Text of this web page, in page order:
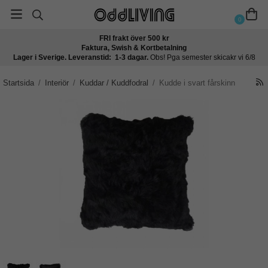
0
FRI frakt över 500 kr
Faktura, Swish & Kortbetalning
Lager i Sverige. Leveranstid: 1-3 dagar. Obs! Pga semester skicakr vi 6/8
Startsida / Interiör / Kuddar / Kuddfodral / Kudde i svart fårskinn